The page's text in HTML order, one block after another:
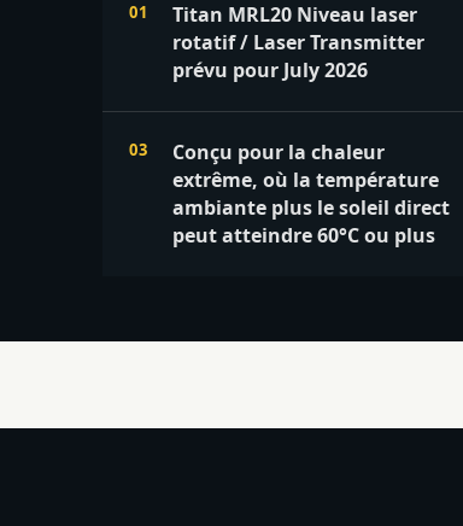
Titan MRL20 Niveau laser
rotatif / Laser Transmitter
prévu pour July 2026
Conçu pour la chaleur
extrême, où la température
ambiante plus le soleil direct
peut atteindre 60°C ou plus